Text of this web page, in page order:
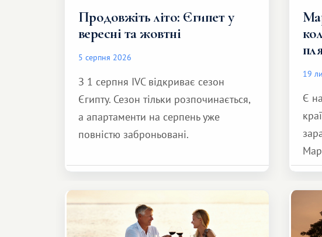
Продовжіть літо: Єгипет у
вересні та жовтні
5 серпня 2026
З 1 серпня IVC відкриває сезон
Єгипту. Сезон тільки розпочинається,
а апартаменти на серпень уже
повністю заброньовані.
19
Є